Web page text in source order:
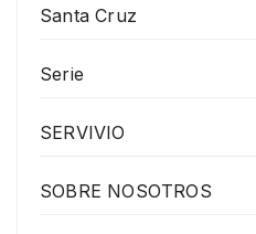
Santa Cruz
Serie
SERVIVIO
SOBRE NOSOTROS